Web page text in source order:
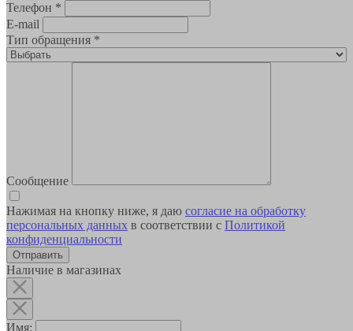
Телефон *
E-mail
Тип обращения *
Сообщение
Нажимая на кнопку ниже, я даю согласие на обработку
персональных данных в соответствии с Политикой
конфиденциальности
Наличие в магазинах
Имя: